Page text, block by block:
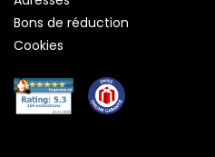
Bons de réduction
Cookies